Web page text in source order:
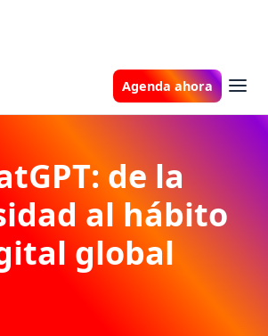
Agenda ahora
de la
al hábito
global